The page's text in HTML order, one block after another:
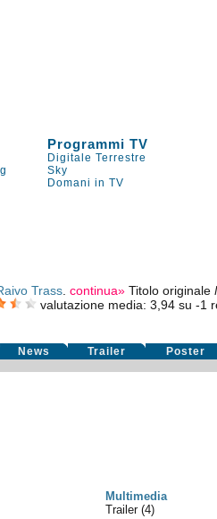
Programmi TV
Digitale Terrestre
Sky
Domani in TV
Trass. continua» Titolo originale
valutazione media: 3,94 su -1
News Trailer Poster
Multimedia
Trailer (4)